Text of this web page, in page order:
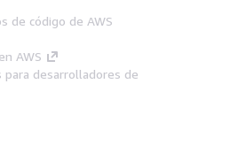
de código de AWS
AWS
desarrolladores de